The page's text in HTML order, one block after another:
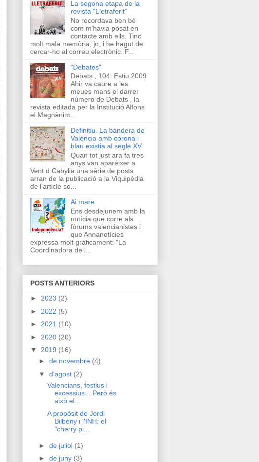
La segona etapa de la
revista "Lletraferit"
No recordava ben bé
com m'havia posat en
contacte amb ells. Tinc
molt mala memòria, jo, i he hagut de
cercar-ho al correu electrònic. F...
"Debates"
Debats , 104: Estiu 2009
Ahir va caure a les
meues mans el darrer
número de Debats , la
revista editada per la Institució Alfons
el Magnànim...
Definitiu. La bandera de
València amb corona i
blau existia al segle XV
Quan tot just ara fa tres
anys van aparéixer a
Vent d Cabylia una sèrie de posts
arran de la publicació a la Viquipèdia
de l'article so...
Ai mare
Ens desdejunem amb la
notícia que corre als
fòrums valencianistes i
que Annanotícies
expressa molt gràficament: "La
Coordinadora de l...
POSTS ANTERIORS
► 2023 (2)
► 2022 (5)
► 2021 (10)
► 2020 (20)
▼ 2019 (16)
► de novembre (4)
▼ d’agost (2)
Valencians, festius i
excessius... Però és
això el...
A propòsit de Jordi
Bilbeny i l'INH: el
"cherry pi...
► de juliol (1)
► de juny (3)